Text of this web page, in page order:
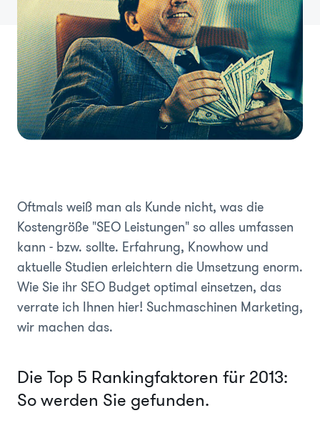
Über Uns
Oftmals weiß man als Kunde nicht, was die
Kostengröße "SEO Leistungen" so alles umfassen
kann - bzw. sollte. Erfahrung, Knowhow und
aktuelle Studien erleichtern die Umsetzung enorm.
Wie Sie ihr SEO Budget optimal einsetzen, das
verrate ich Ihnen hier! Suchmaschinen Marketing,
wir machen das.
Die Top 5 Rankingfaktoren für 2013:
So werden Sie gefunden.